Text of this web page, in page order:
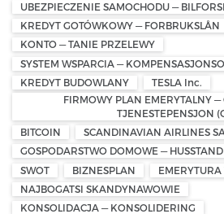
UBEZPIECZENIE SAMOCHODU —
KREDYT GOTÓWKOWY — FORBRUKSLÅN
KONTO — TANIE PRZELEWY
SYSTEM WSPARCIA —
KREDYT BUDOWLANY
TESLA Inc.
FIRMOWY PLAN EMERYTALNY —
TJENESTEPENSJON
BITCOIN
SCANDINAVIAN AIRLINES
GOSPODARSTWO DOMOWE — HUSSTAND
SWOT
BIZNESPLAN
NAJBOGATSI SKANDYNAWOWIE
KONSOLIDACJA — KONSOLIDERING